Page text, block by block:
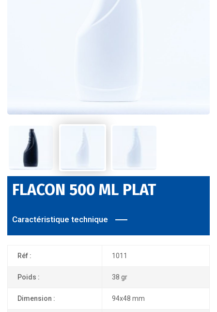
FLACON 500 ML PLAT
Caractéristique technique
Réf : 1011
Poids : 38 gr
Dimension : 94x48 mm